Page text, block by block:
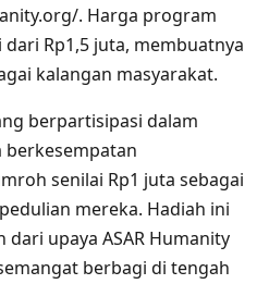
. Harga program
Rp1,5 juta, membuatnya
kalangan masyarakat.
berpartisipasi dalam
senilai Rp1 juta sebagai
mereka. Hadiah ini
upaya ASAR Humanity
berbagi di tengah